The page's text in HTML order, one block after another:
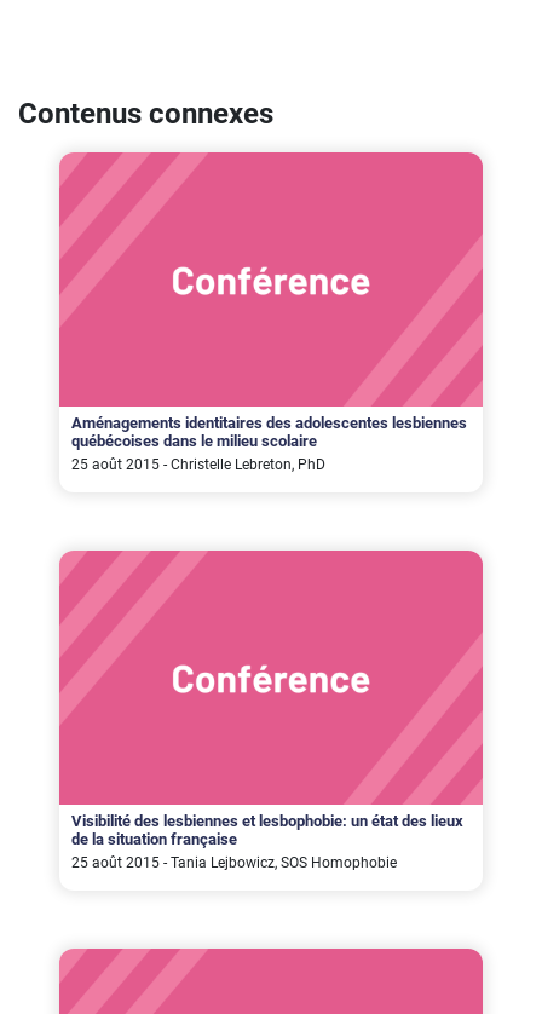
Contenus connexes
Aménagements identitaires des adolescentes lesbiennes
québécoises dans le milieu scolaire
25 août 2015 - Christelle Lebreton, PhD
Visibilité des lesbiennes et lesbophobie: un état des lieux
de la situation française
25 août 2015 - Tania Lejbowicz, SOS Homophobie